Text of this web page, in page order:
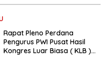
Rapat Pleno Perdana
Pengurus PWI Pusat Hasil
Kongres Luar Biasa ( KLB )